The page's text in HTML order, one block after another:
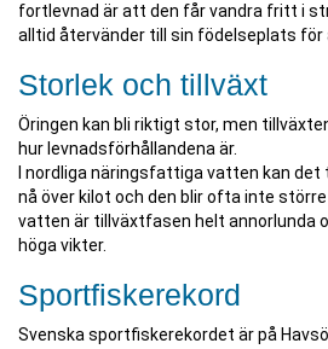
fortlevnad är att den får vandra fritt i
alltid återvänder till sin födelseplats för
Storlek och tillväxt
Öringen kan bli riktigt stor, men
hur levnadsförhållandena är.
I nordliga näringsfattiga vatten kan
nå över kilot och den blir ofta inte större
vatten är tillväxtfasen helt annorlunda
höga vikter.
Sportfiskerekord
Svenska sportfiskerekordet är på